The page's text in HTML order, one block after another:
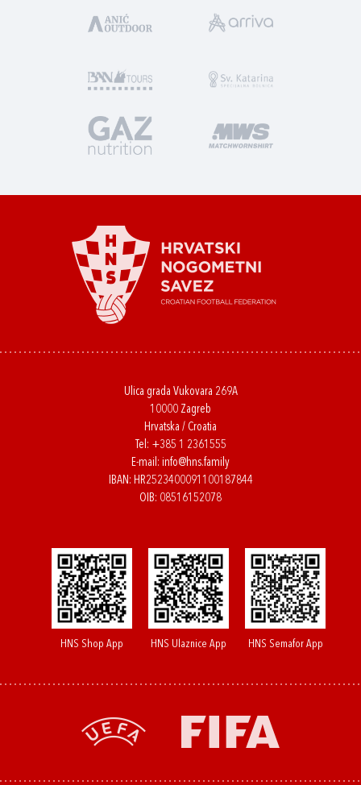
Ulica grada Vukovara 269A
10000 Zagreb
Hrvatska / Croatia
Tel: +385 1 2361555
E-mail: info@hns.family
IBAN: HR2523400091100187844
OIB: 08516152078
HNS Shop App HNS Ulaznice App HNS Semafor App